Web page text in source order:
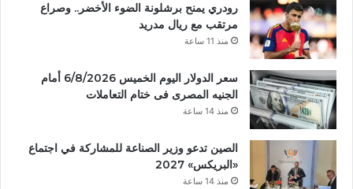
رودري يمنح برشلونة الضوء الأخضر.. وصراع
مرتقب مع ريال مدريد
منذ 11 ساعة
سعر الدولار اليوم الخميس 6/8/2026 أمام
الجنيه المصرى فى ختام التعاملات
منذ 14 ساعة
الصين تدعو وزير الصناعة للمشاركة في اجتماع
«البريكس» 2027
منذ 14 ساعة